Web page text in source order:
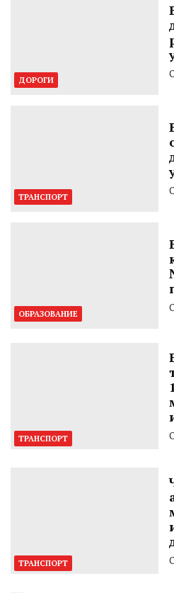
ДОРОГИ
ТРАНСПОРТ
ОБРАЗОВАНИЕ
ТРАНСПОРТ
ТРАНСПОРТ